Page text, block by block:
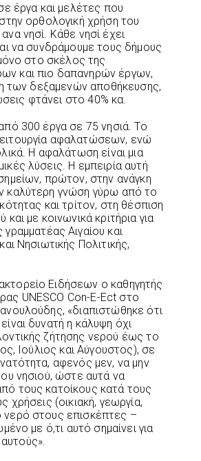
έργα και μελέτες που
ορθολογική χρήση του
νησί. Κάθε νησί έχει
να συνδράμουμε τους δήμους
στο σκέλος της
και πιο δαπανηρών έργων,
των δεξαμενών αποθήκευσης,
φτάνει στο 40% κα.
300 έργα σε 75 νησιά. Το
αφαλατώσεων, ενώ
Η αφαλάτωση είναι μια
λύσεις. Η εμπειρία αυτή
πρώτον, στην ανάγκη
καλύτερη γνώση γύρω από το
και τρίτον, στη θέσπιση
με κοινωνικά κριτήρια για
γραμματέας Αιγαίου και
Νησιωτικής Πολιτικής,
Ειδήσεων ο καθηγητής
UNESCO Con-E-Ect στο
«διαπιστώθηκε ότι
δυνατή η κάλυψη όχι
ζήτησης νερού έως το
Ιούλιος και Αύγουστος), σε
αφενός μεν, να μην
νησιού, ώστε αυτά να
τους κατοίκους κατά τους
(οικιακή, γεωργία,
στους επισκέπτες –
με ό,τι αυτό σημαίνει για